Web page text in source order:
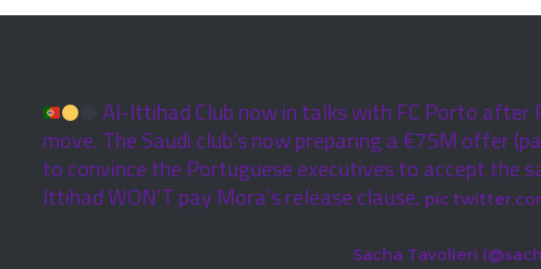
Al-Ittihad Club now in talks with FC Porto after
move. The Saudi club’s now preparing a €75M offer
to convince the Portuguese executives to accept the
Ittihad WON’T pay Mora’s release clause.